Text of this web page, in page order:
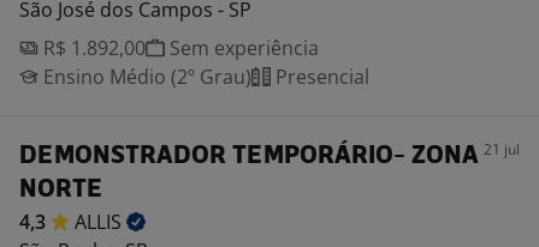
São José dos Campos - SP
R$ 1.892,00
Sem experiência
Ensino Médio (2º Grau)
Presencial
DEMONSTRADOR TEMPORÁRIO- ZONA
NORTE
21 jul
4,3
ALLIS